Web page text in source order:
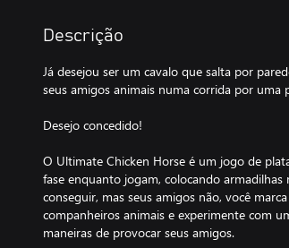
Descrição
Já desejou ser um cavalo que salta por
seus amigos animais numa corrida por
Desejo concedido!
O Ultimate Chicken Horse é um jogo de
fase enquanto jogam, colocando
conseguir, mas seus amigos não, você
companheiros animais e experimente com
maneiras de provocar seus amigos.